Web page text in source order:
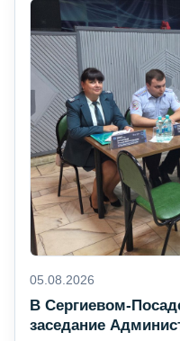
05.08.2026
В Сергиевом-
заседание